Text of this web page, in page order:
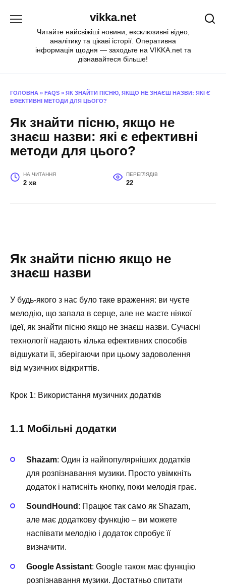
vikka.net
Читайте найсвіжіші новини, ексклюзивні відео,
аналітику та цікаві історії. Оперативна
інформація щодня — заходьте на VIKKA.net та
дізнавайтеся більше!
ГОЛОВНА » FAQS » ЯК ЗНАЙТИ ПІСНЮ, ЯКЩО НЕ ЗНАЄШ НАЗВИ: ЯКІ Є
ЕФЕКТИВНІ МЕТОДИ ДЛЯ ЦЬОГО?
Як знайти пісню, якщо не
знаєш назви: які є ефективні
методи для цього?
НА ЧИТАННЯ
2 хв
ПЕРЕГЛЯДІВ
22
Як знайти пісню якщо не
знаєш назви
У будь-якого з нас було таке враження: ви чуєте
мелодію, що запала в серце, але не маєте ніякої
ідеї, як знайти пісню якщо не знаєш назви. Сучасні
технології надають кілька ефективних способів
відшукати її, зберігаючи при цьому задоволення
від музичних відкриттів.
Крок 1: Використання музичних додатків
1.1 Мобільні додатки
Shazam: Один із найпопулярніших додатків
для розпізнавання музики. Просто увімкніть
додаток і натисніть кнопку, поки мелодія грає.
SoundHound : Працює так само як Shazam,
але має додаткову функцію – ви можете
наспівати мелодію і додаток спробує її
визначити.
Google Assistant: Google також має функцію
розпізнавання музики. Достатньо спитати